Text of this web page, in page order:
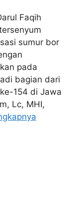
Faqih
sumur bor
pada
bagian dari
154 di Jawa
Lc, MHI,